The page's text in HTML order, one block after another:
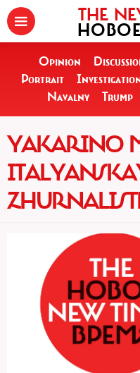
THE
Opinion
Portrait
Navalny
Trump
YAKARINO